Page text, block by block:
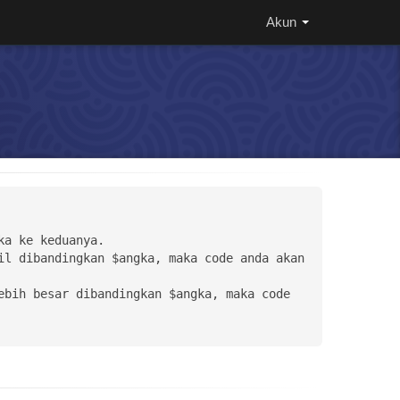
Akun
ke keduanya.
$angka, maka code anda akan
besar dibandingkan $angka, maka code